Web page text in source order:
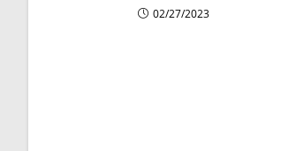
02/27/2023